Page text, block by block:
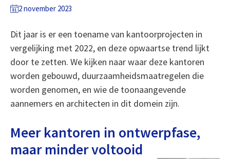
2 november 2023
Dit jaar is er een toename van kantoorprojecten in
vergelijking met 2022, en deze opwaartse trend lijkt
door te zetten. We kijken naar waar deze kantoren
worden gebouwd, duurzaamheidsmaatregelen die
worden genomen, en wie de toonaangevende
aannemers en architecten in dit domein zijn.
Meer kantoren in ontwerpfase,
maar minder voltooid